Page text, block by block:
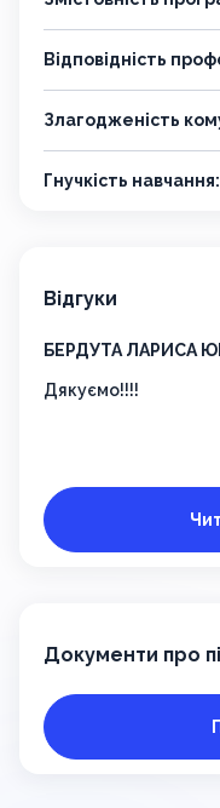
Відповідність
Злагодженість
Гнучкість навчання:
Відгуки
БЕРДУТА ЛАРИСА
Дякуємо!!!!
Документи про